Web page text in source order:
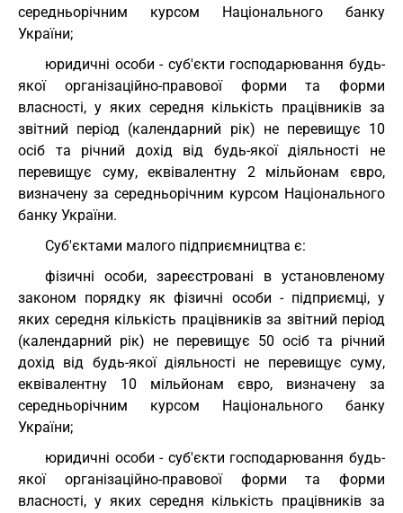
середньорічним курсом Національного банку
України;
юридичні особи - суб'єкти господарювання будь-
якої організаційно-правової форми та форми
власності, у яких середня кількість працівників за
звітний період (календарний рік) не перевищує 10
осіб та річний дохід від будь-якої діяльності не
перевищує суму, еквівалентну 2 мільйонам євро,
визначену за середньорічним курсом Національного
банку України.
Суб'єктами малого підприємництва є:
фізичні особи, зареєстровані в установленому
законом порядку як фізичні особи - підприємці, у
яких середня кількість працівників за звітний період
(календарний рік) не перевищує 50 осіб та річний
дохід від будь-якої діяльності не перевищує суму,
еквівалентну 10 мільйонам євро, визначену за
середньорічним курсом Національного банку
України;
юридичні особи - суб'єкти господарювання будь-
якої організаційно-правової форми та форми
власності, у яких середня кількість працівників за